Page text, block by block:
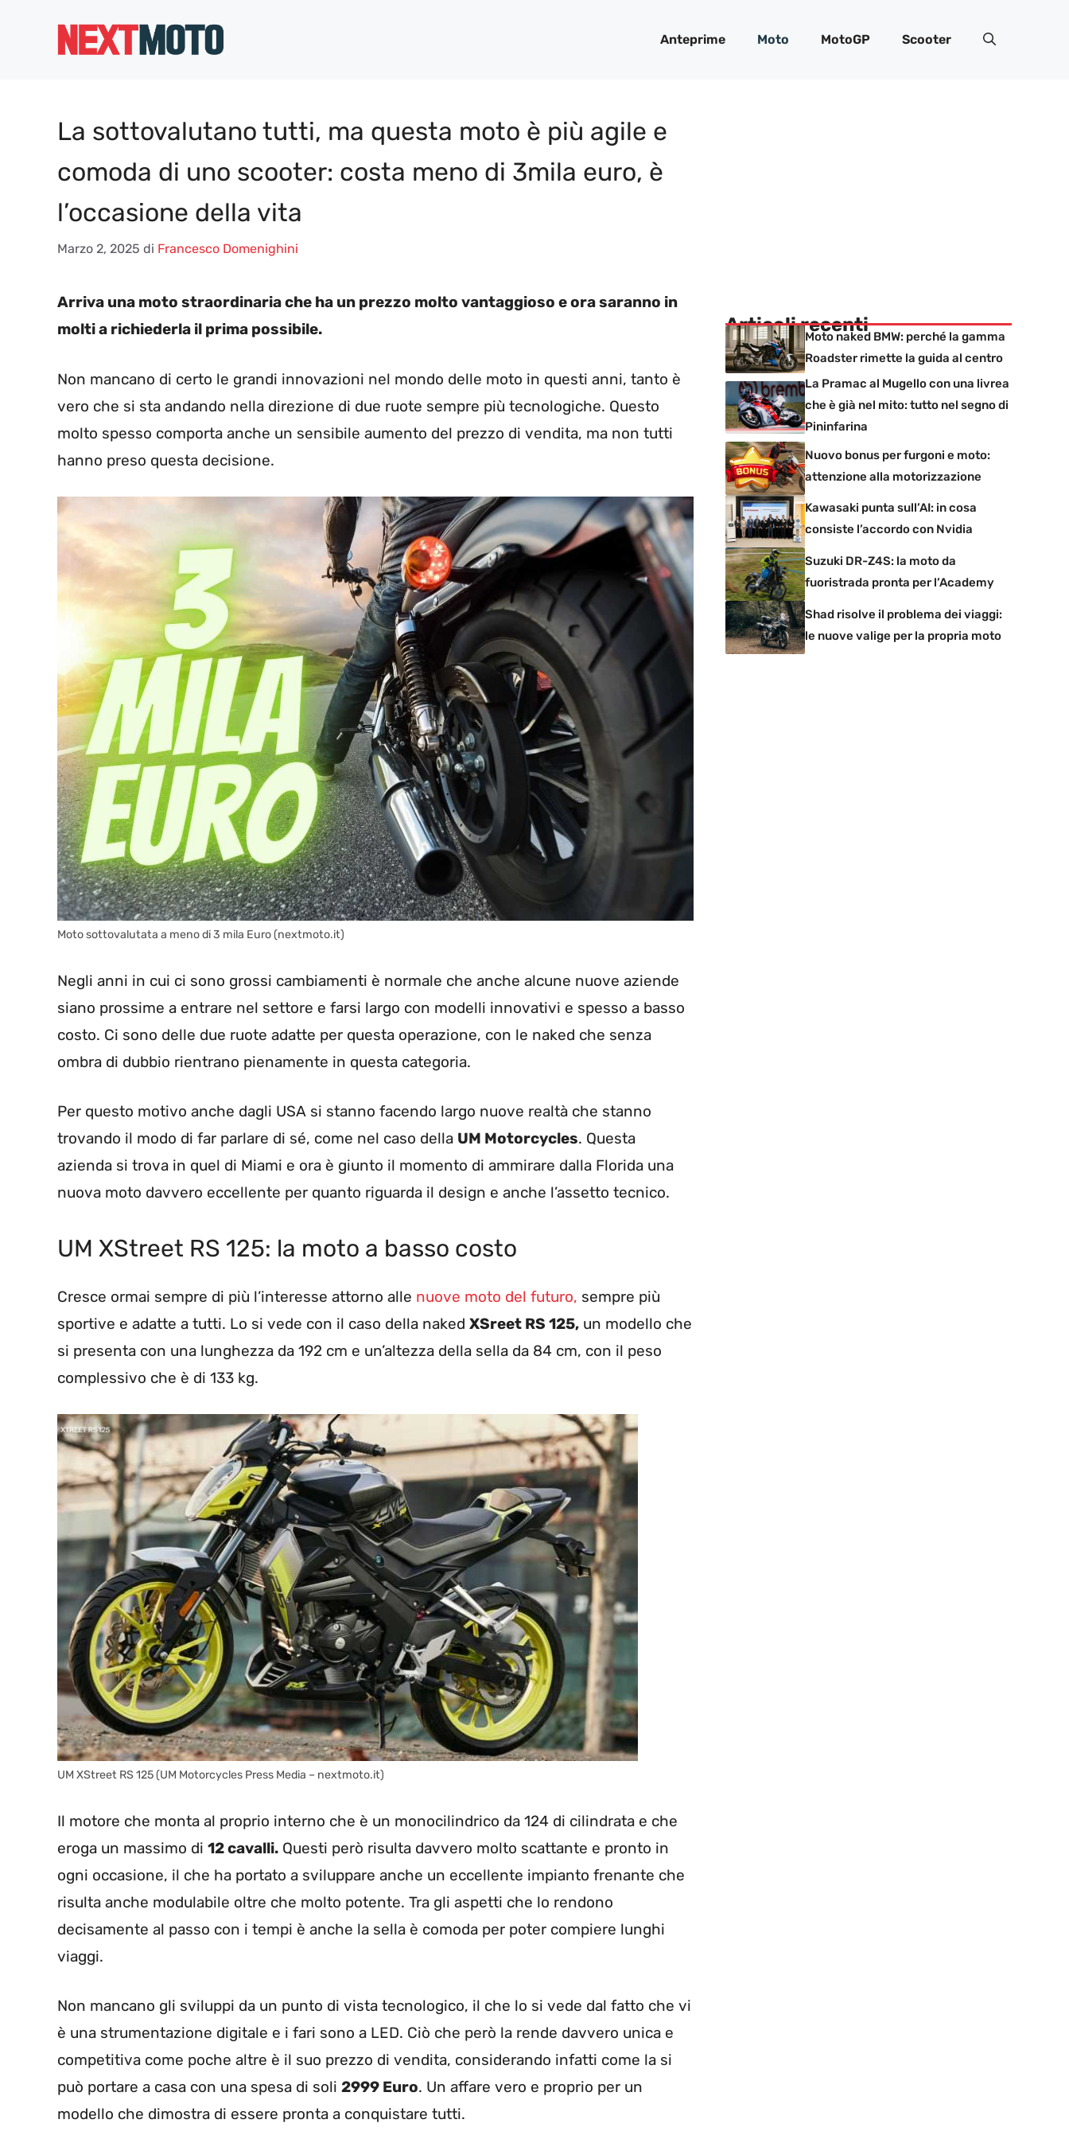
Anteprime Moto MotoGP Scooter
La sottovalutano tutti, ma questa moto è più agile e
comoda di uno scooter: costa meno di 3mila euro, è
l’occasione della vita
Marzo 2, 2025 di Francesco Domenighini
Arriva una moto straordinaria che ha un prezzo molto vantaggioso e ora saranno in
molti a richiederla il prima possibile.
Non mancano di certo le grandi innovazioni nel mondo delle moto in questi anni, tanto è
vero che si sta andando nella direzione di due ruote sempre più tecnologiche. Questo
molto spesso comporta anche un sensibile aumento del prezzo di vendita, ma non tutti
hanno preso questa decisione.
Moto sottovalutata a meno di 3 mila Euro (nextmoto.it)
Negli anni in cui ci sono grossi cambiamenti è normale che anche alcune nuove aziende
siano prossime a entrare nel settore e farsi largo con modelli innovativi e spesso a basso
costo. Ci sono delle due ruote adatte per questa operazione, con le naked che senza
ombra di dubbio rientrano pienamente in questa categoria.
Per questo motivo anche dagli USA si stanno facendo largo nuove realtà che stanno
trovando il modo di far parlare di sé, come nel caso della UM Motorcycles. Questa
azienda si trova in quel di Miami e ora è giunto il momento di ammirare dalla Florida una
nuova moto davvero eccellente per quanto riguarda il design e anche l’assetto tecnico.
UM XStreet RS 125: la moto a basso costo
Cresce ormai sempre di più l’interesse attorno alle nuove moto del futuro, sempre più
sportive e adatte a tutti. Lo si vede con il caso della naked XSreet RS 125, un modello che
si presenta con una lunghezza da 192 cm e un’altezza della sella da 84 cm, con il peso
complessivo che è di 133 kg.
UM XStreet RS 125 (UM Motorcycles Press Media – nextmoto.it)
Il motore che monta al proprio interno che è un monocilindrico da 124 di cilindrata e che
eroga un massimo di 12 cavalli. Questi però risulta davvero molto scattante e pronto in
ogni occasione, il che ha portato a sviluppare anche un eccellente impianto frenante che
risulta anche modulabile oltre che molto potente. Tra gli aspetti che lo rendono
decisamente al passo con i tempi è anche la sella è comoda per poter compiere lunghi
viaggi.
Non mancano gli sviluppi da un punto di vista tecnologico, il che lo si vede dal fatto che vi
è una strumentazione digitale e i fari sono a LED. Ciò che però la rende davvero unica e
competitiva come poche altre è il suo prezzo di vendita, considerando infatti come la si
può portare a casa con una spesa di soli 2999 Euro. Un affare vero e proprio per un
modello che dimostra di essere pronta a conquistare tutti.
Articoli recenti
Moto naked BMW: perché la gamma
Roadster rimette la guida al centro
La Pramac al Mugello con una livrea
che è già nel mito: tutto nel segno di
Pininfarina
Nuovo bonus per furgoni e moto:
attenzione alla motorizzazione
Kawasaki punta sull’AI: in cosa
consiste l’accordo con Nvidia
Suzuki DR-Z4S: la moto da
fuoristrada pronta per l’Academy
Shad risolve il problema dei viaggi:
le nuove valige per la propria moto